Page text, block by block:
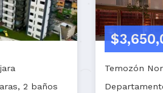
Temozón Norte, Mérida
Departamento, 2 recámaras, 2 baños
$4,671,700 MXN